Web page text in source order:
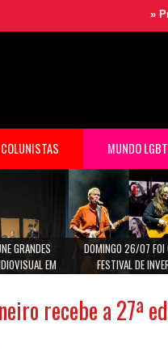
Programação
COLUNISTAS MUNDO
GRANDES
EM
DOMINGO 26/07 FOI
FESTIVAL DE
recebe a 27ª